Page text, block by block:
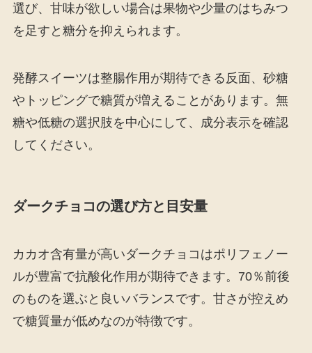
選び、甘味が欲しい場合は果物や少量のはちみつ
を足すと糖分を抑えられます。
発酵スイーツは整腸作用が期待できる反面、砂糖
やトッピングで糖質が増えることがあります。無
糖や低糖の選択肢を中心にして、成分表示を確認
してください。
ダークチョコの選び方と目安量
カカオ含有量が高いダークチョコはポリフェノー
ルが豊富で抗酸化作用が期待できます。70％前後
のものを選ぶと良いバランスです。甘さが控えめ
で糖質量が低めなのが特徴です。